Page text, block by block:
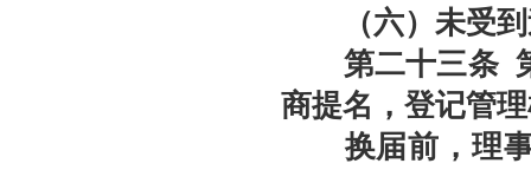
（六）未受到
第二十三条
商提名，登记管
换届前，理事